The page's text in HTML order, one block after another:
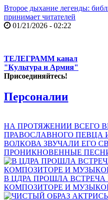
Второе дыхание легенды:
принимает читателей
01/21/2026 - 02:22
ТЕЛЕГРАММ канал
"Культура и Армия"
Присоединяйтесь!
Персоналии
НА ПРОТЯЖЕНИИ ВСЕГО
ПРАВОСЛАВНОГО ПЕВЦА
ВОЛКОВА ЗВУЧАЛИ ЕГО
ПРОНИКНОВЕННЫЕ
В ЦДРА ПРОШЛА ВСТРЕЧА
КОМПОЗИТОРЕ И